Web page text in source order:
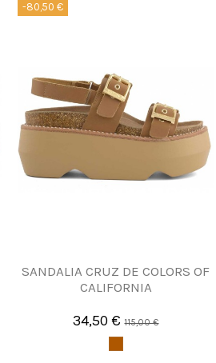
-80,50 €
SANDALIA CRUZ DE COLORS OF
CALIFORNIA
34,50 €115,00 €